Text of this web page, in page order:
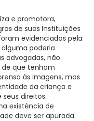
e promotora,
de suas Instituições
evidenciadas pela
poderia
advogadas, não
de que tenham
às imagens, mas
da criança e
direitos.
existência de
deve ser apurada.